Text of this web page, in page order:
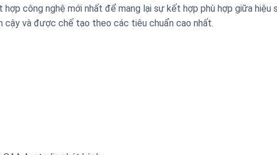
công nghệ mới nhất để mang lại sự kết hợp phù hợp giữa hiệu
và được chế tạo theo các tiêu chuẩn cao nhất.